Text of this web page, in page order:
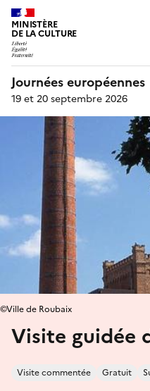
MINISTÈRE
DE LA CULTURE
Journées
19 et 20 septembre 2026
Visite guidée
Visite commentée Gratuit
©Ville de Roubaix